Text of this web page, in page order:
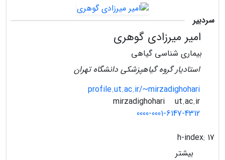
سردبیر
امیر میرزادی گوهری
بیماری شناسی گیاهی
استادیار گروه گیاهپزشکی دانشگاه تهران
profile.ut.ac.ir/~mirzadighohari
ut.ac.ir
0000-0001-6147-4312
h-index: 17
بیشتر